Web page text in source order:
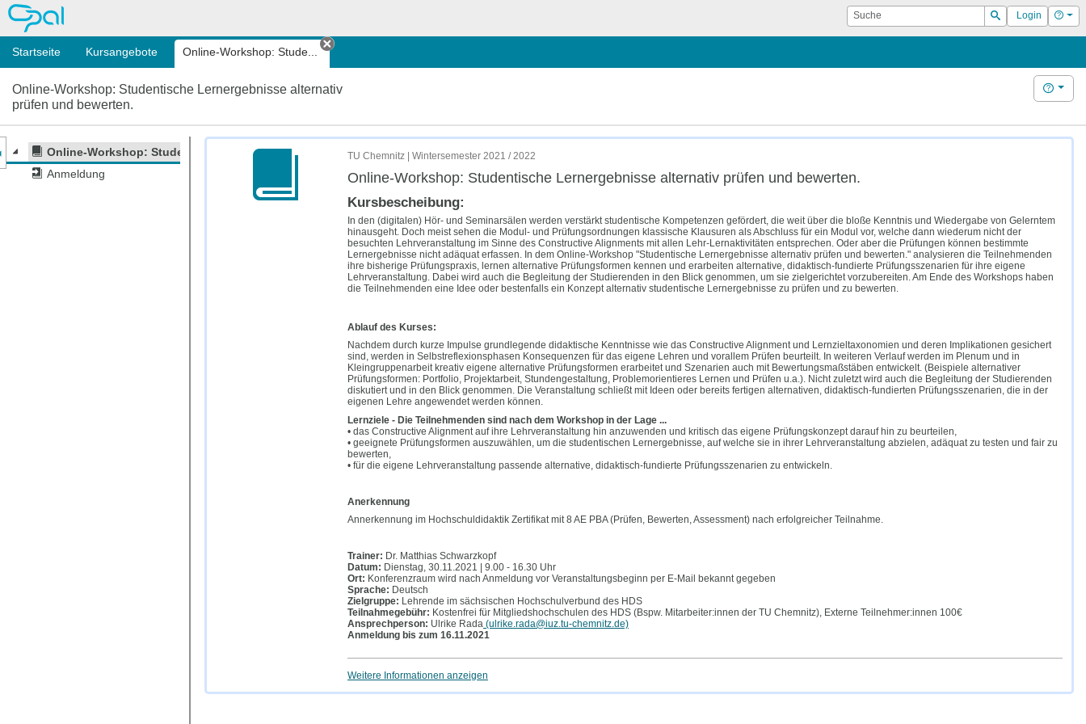
OPAL Suche
Suchen
Login Hilfe
Startseite Kursangebote Online-Workshop: Stude...
Tab schließen
Online-Workshop: Studentische Lernergebnisse alternativ
prüfen und bewerten.
Hilfe
Online-Workshop: Studentische Lernergebnisse alternativ prüfen und bewerten.
Anmeldung
des Kursmenüs
TU Chemnitz | Wintersemester 2021 / 2022
Online-Workshop: Studentische Lernergebnisse alternativ prüfen und bewerten.
Kursbescheibung:
In den (digitalen) Hör- und Seminarsälen werden verstärkt studentische Kompetenzen gefördert, die weit über die bloße Kenntnis und Wiedergabe von Gelerntem
hinausgeht. Doch meist sehen die Modul- und Prüfungsordnungen klassische Klausuren als Abschluss für ein Modul vor, welche dann wiederum nicht der
besuchten Lehrveranstaltung im Sinne des Constructive Alignments mit allen Lehr-Lernaktivitäten entsprechen. Oder aber die Prüfungen können bestimmte
Lernergebnisse nicht adäquat erfassen. In dem Online-Workshop "Studentische Lernergebnisse alternativ prüfen und bewerten." analysieren die Teilnehmenden
ihre bisherige Prüfungspraxis, lernen alternative Prüfungsformen kennen und erarbeiten alternative, didaktisch-fundierte Prüfungsszenarien für ihre eigene
Lehrveranstaltung. Dabei wird auch die Begleitung der Studierenden in den Blick genommen, um sie zielgerichtet vorzubereiten. Am Ende des Workshops haben
die Teilnehmenden eine Idee oder bestenfalls ein Konzept alternativ studentische Lernergebnisse zu prüfen und zu bewerten.
Ablauf des Kurses:
Nachdem durch kurze Impulse grundlegende didaktische Kenntnisse wie das Constructive Alignment und Lernzieltaxonomien und deren Implikationen gesichert
sind, werden in Selbstreflexionsphasen Konsequenzen für das eigene Lehren und vorallem Prüfen beurteilt. In weiteren Verlauf werden im Plenum und in
Kleingruppenarbeit kreativ eigene alternative Prüfungsformen erarbeitet und Szenarien auch mit Bewertungsmaßstäben entwickelt. (Beispiele alternativer
Prüfungsformen: Portfolio, Projektarbeit, Stundengestaltung, Problemorientieres Lernen und Prüfen u.a.). Nicht zuletzt wird auch die Begleitung der Studierenden
diskutiert und in den Blick genommen. Die Veranstaltung schließt mit Ideen oder bereits fertigen alternativen, didaktisch-fundierten Prüfungsszenarien, die in der
eigenen Lehre angewendet werden können.
Lernziele - Die Teilnehmenden sind nach dem Workshop in der Lage ...
• das Constructive Alignment auf ihre Lehrveranstaltung hin anzuwenden und kritisch das eigene Prüfungskonzept darauf hin zu beurteilen,
• geeignete Prüfungsformen auszuwählen, um die studentischen Lernergebnisse, auf welche sie in ihrer Lehrveranstaltung abzielen, adäquat zu testen und fair zu
bewerten,
• für die eigene Lehrveranstaltung passende alternative, didaktisch-fundierte Prüfungsszenarien zu entwickeln.
Anerkennung
Annerkennung im Hochschuldidaktik Zertifikat mit 8 AE PBA (Prüfen, Bewerten, Assessment) nach erfolgreicher Teilnahme.
Trainer: Dr. Matthias Schwarzkopf
Datum: Dienstag, 30.11.2021 | 9.00 - 16.30 Uhr
Ort: Konferenzraum wird nach Anmeldung vor Veranstaltungsbeginn per E-Mail bekannt gegeben
Sprache: Deutsch
Zielgruppe: Lehrende im sächsischen Hochschulverbund des HDS
Teilnahmegebühr: Kostenfrei für Mitgliedshochschulen des HDS (Bspw. Mitarbeiter:innen der TU Chemnitz), Externe Teilnehmer:innen 100€
Ansprechperson: Ulrike Rada(ulrike.rada@iuz.tu-chemnitz.de)
Anmeldung bis zum 16.11.2021
Weitere Informationen anzeigen